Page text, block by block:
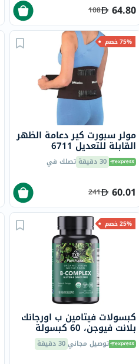
64.80
108
75% خصم
مولر سبورت كير دعامة الظهر
القابلة للتعديل 6711
30 دقيقة تصلك في
60.01
241
25% خصم
كبسولات فيتامين ب اورجانك
بلانت فيوجن، 60 كبسولة
توصيل مجاني30 دقيقة